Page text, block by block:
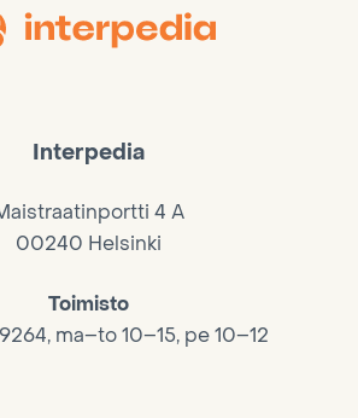
Interpedia
4 A
00240 Helsinki
Toimisto
ma–to 10–15, pe 10–12